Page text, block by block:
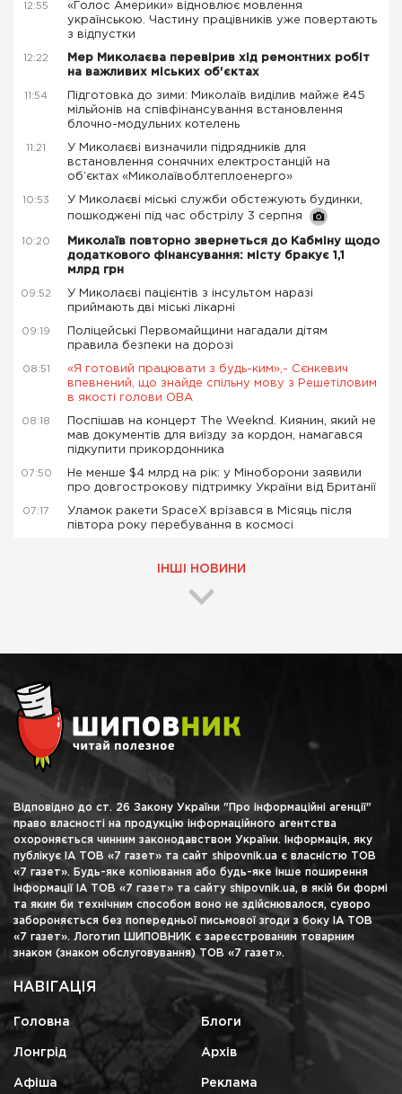
12:55
«Голос Америки» відновлює мовлення
українською. Частину працівників уже повертають
з відпустки
12:22
Мер Миколаєва перевірив хід ремонтних робіт
на важливих міських об'єктах
11:54
Підготовка до зими: Миколаїв виділив майже ₴45
мільйонів на співфінансування встановлення
блочно-модульних котелень
11:21
У Миколаєві визначили підрядників для
встановлення сонячних електростанцій на
об’єктах «Миколаївоблтеплоенерго»
10:53
У Миколаєві міські служби обстежують будинки,
пошкоджені під час обстрілу 3 серпня
10:20
Миколаїв повторно звернеться до Кабміну щодо
додаткового фінансування: місту бракує 1,1
млрд грн
09:52
У Миколаєві пацієнтів з інсультом наразі
приймають дві міські лікарні
09:19
Поліцейські Первомайщини нагадали дітям
правила безпеки на дорозі
08:51
«Я готовий працювати з будь-ким»,- Сєнкевич
впевнений, що знайде спільну мову з Решетіловим
в якості голови ОВА
08:18
Поспішав на концерт The Weeknd. Киянин, який не
мав документів для виїзду за кордон, намагався
підкупити прикордонника
07:50
Не менше $4 млрд на рік: у Міноборони заявили
про довгострокову підтримку України від Британії
07:17
Уламок ракети SpaceX врізався в Місяць після
півтора року перебування в космосі
ІНШІ НОВИНИ
Відповідно до ст. 26 Закону України "Про інформаційні агенції"
право власності на продукцію інформаційного агентства
охороняється чинним законодавством України. Інформація, яку
публікує ІА ТОВ «7 газет» та сайт shipovnik.ua є власністю ТОВ
«7 газет». Будь-яке копіювання або будь-яке інше поширення
інформації ІА ТОВ «7 газет» та сайту shipovnik.ua, в якій би формі
та яким би технічним способом воно не здійснювалося, суворо
забороняється без попередньої письмової згоди з боку ІА ТОВ
«7 газет». Логотип ШИПОВНИК є зареєстрованим товарним
знаком (знаком обслуговування) ТОВ «7 газет».
НАВІГАЦІЯ
Головна Блоги
Лонгрід Архів
Афіша Реклама